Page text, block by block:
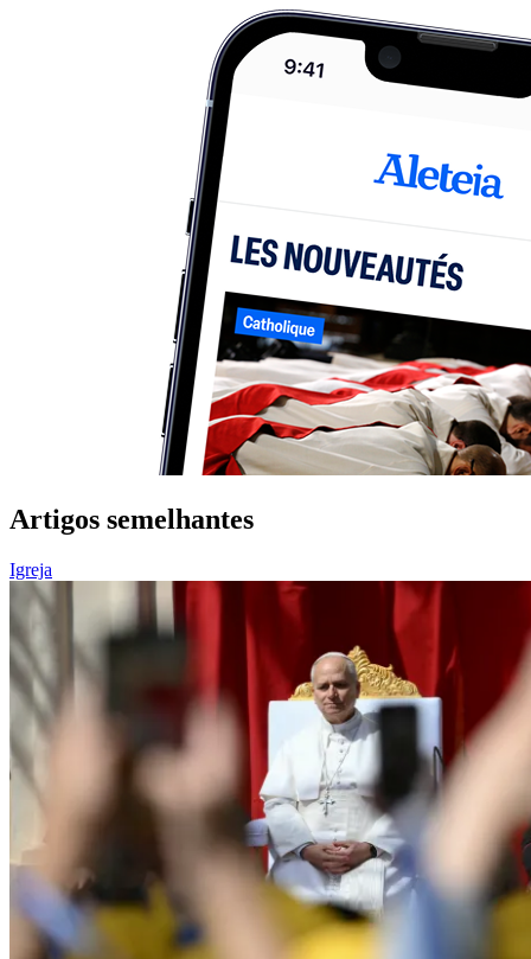
Artigos semelhantes
Igreja